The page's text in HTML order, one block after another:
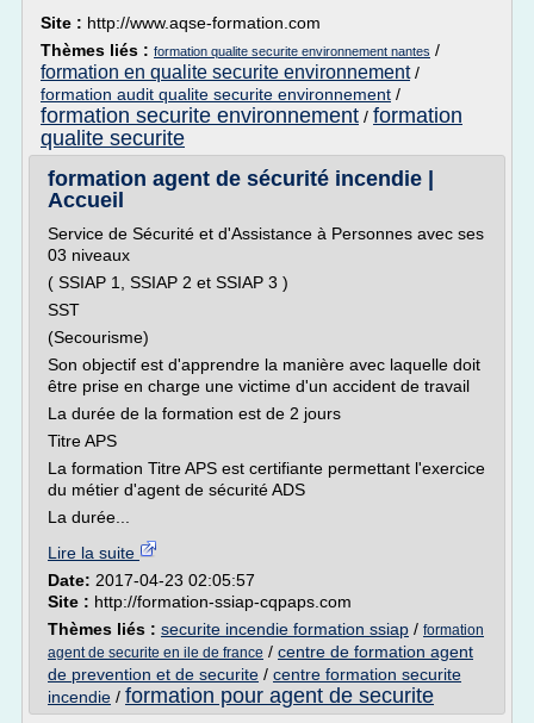
Site : http://www.aqse-formation.com
Thèmes liés : formation qualite securite environnement nantes /
formation en qualite securite environnement/
formation audit qualite securite environnement /
formation securite environnement / formation
qualite securite
formation agent de sécurité incendie |
Accueil
Service de Sécurité et d'Assistance à Personnes avec ses
03 niveaux
( SSIAP 1, SSIAP 2 et SSIAP 3 )
SST
(Secourisme)
Son objectif est d'apprendre la manière avec laquelle doit
être prise en charge une victime d'un accident de travail
La durée de la formation est de 2 jours
Titre APS
La formation Titre APS est certifiante permettant l'exercice
du métier d'agent de sécurité ADS
La durée...
Lire la suite
Date: 2017-04-23 02:05:57
Site : http://formation-ssiap-cqpaps.com
Thèmes liés : securite incendie formation ssiap / formation
agent de securite en ile de france / centre de formation agent
de prevention et de securite / centre formation securite
incendie / formation pour agent de securite